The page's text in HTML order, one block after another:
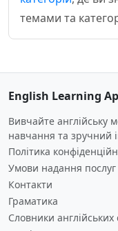
темами та
English Learning
Вивчайте англійську
навчання та зручний
Політика
Умови надання послуг
Контакти
Граматика
Словники англійських